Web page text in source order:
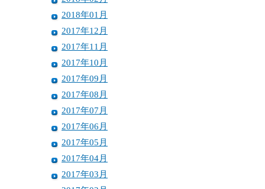
2018年01月
2017年12月
2017年11月
2017年10月
2017年09月
2017年08月
2017年07月
2017年06月
2017年05月
2017年04月
2017年03月